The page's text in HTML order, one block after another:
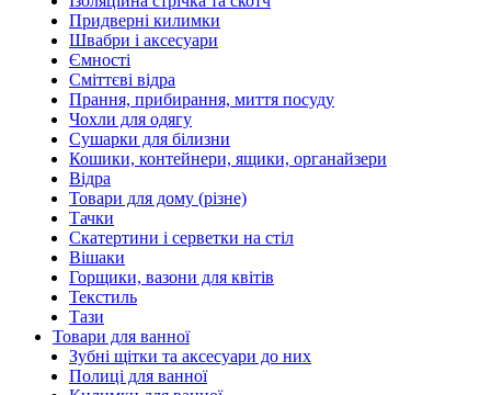
Придверні килимки
Швабри і аксесуари
Ємності
Сміттєві відра
Прання, прибирання, миття посуду
Чохли для одягу
Сушарки для білизни
Кошики, контейнери, ящики, органайзери
Відра
Товари для дому (різне)
Тачки
Скатертини і серветки на стіл
Вішаки
Горщики, вазони для квітів
Текстиль
Тази
Товари для ванної
Зубні щітки та аксесуари до них
Полиці для ванної